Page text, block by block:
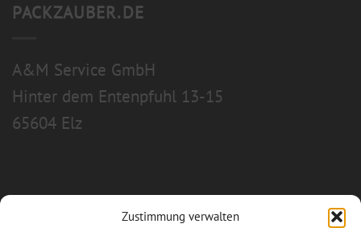
Zustimmung verwalten
PACKZAUBER.DE
A&M Service GmbH
Hinter dem Entenpfuhl 13-15
65604 Elz